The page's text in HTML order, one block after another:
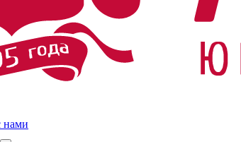
нами